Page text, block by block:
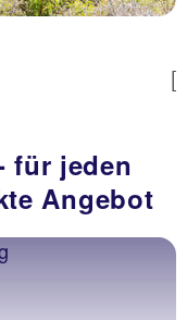
p.P. ab 440 €
für jeden
Angebot